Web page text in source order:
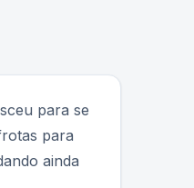
para se
para
ainda